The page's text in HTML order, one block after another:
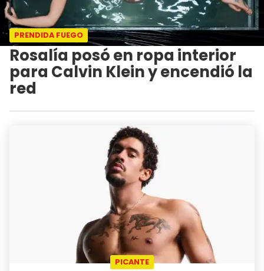
PRENDIDA FUEGO
Rosalía posó en ropa interior
para Calvin Klein y encendió la
red
PICANTE